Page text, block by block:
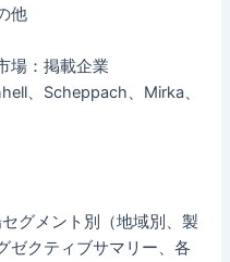
他
場：掲載企業
、Scheppach、Mirka、
グメント別（地域別、製
ゼクティブサマリー、各